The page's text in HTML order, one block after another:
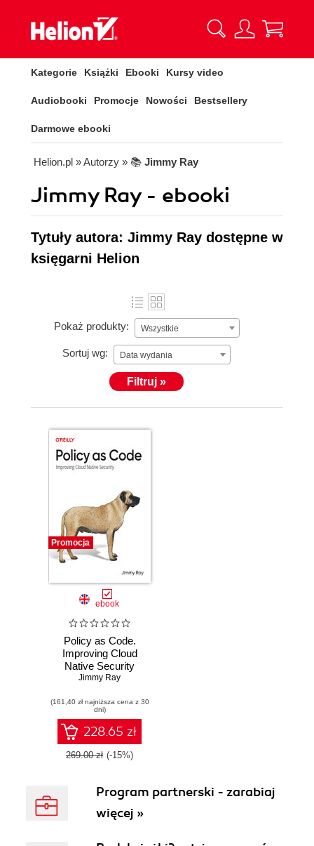
Kategorie Książki Ebooki Kursy video
Audiobooki Promocje Nowości Bestsellery
Darmowe ebooki
Helion.pl » Autorzy » 📚 Jimmy Ray
Jimmy Ray - ebooki
Tytuły autora: Jimmy Ray dostępne w
księgarni Helion
Pokaż produkty: Wszystkie
Sortuj wg: Data wydania
Filtruj »
Promocja
ebook
Policy as Code.
Improving Cloud
Native Security
Jimmy Ray
(161,40 zł najniższa cena z 30
dni)
228.65 zł
269.00 zł (-15%)
Program partnerski - zarabiaj
więcej »